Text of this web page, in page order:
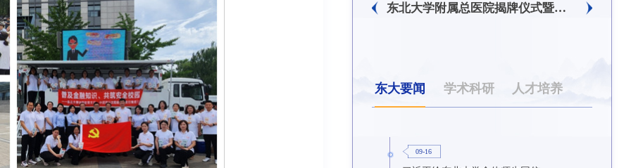
习近平给东北大学全体师生回信 东北大学附属总医院揭牌仪式暨交流座谈会举行
东大要闻 学术科研 人才培养
09-16